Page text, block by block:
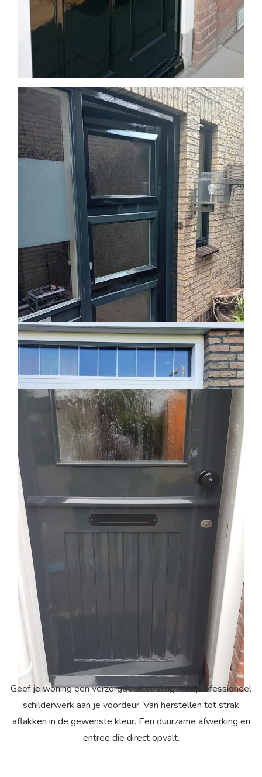
Geef je woning een verzorgde uitstraling met professioneel
schilderwerk aan je voordeur. Van herstellen tot strak
aflakken in de gewenste kleur. Een duurzame afwerking en
entree die direct opvalt.